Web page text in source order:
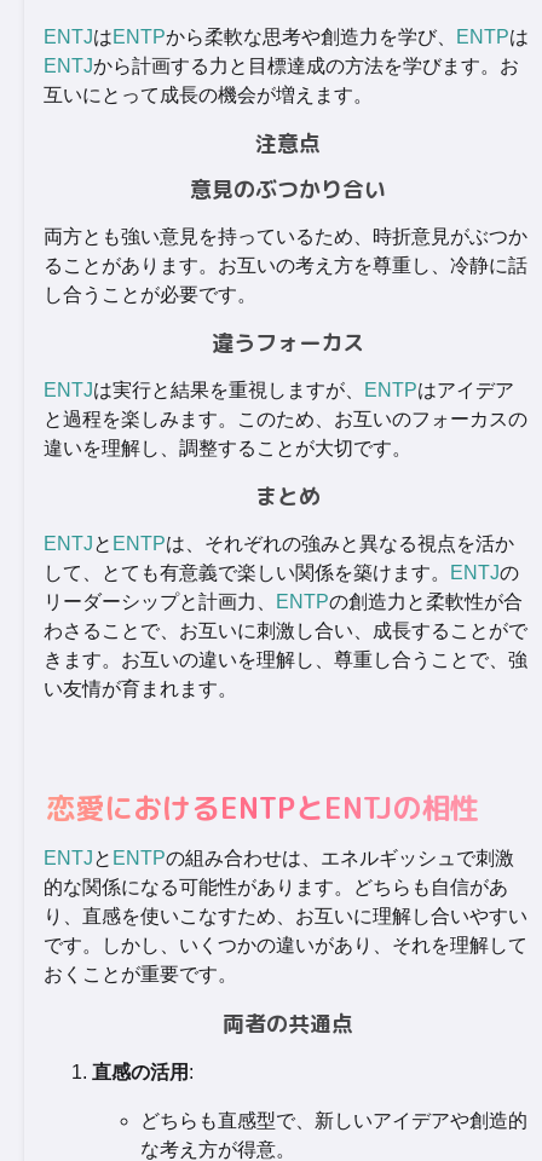
ENTJはENTPから柔軟な思考や創造力を学び、 ENTPは
ENTJから計画する力と目標達成の方法を学びます。お
互いにとって成長の機会が増えます。
注意点
意見のぶつかり合い
両方とも強い意見を持っているため、時折意見がぶつか
ることがあります。お互いの考え方を尊重し、冷静に話
し合うことが必要です。
違うフォーカス
ENTJは実行と結果を重視しますが、 ENTPはアイデア
と過程を楽しみます。このため、お互いのフォーカスの
違いを理解し、調整することが大切です。
まとめ
ENTJと ENTPは、それぞれの強みと異なる視点を活か
して、とても有意義で楽しい関係を築けます。
ENTJの
リーダーシップと計画力、
ENTPの創造力と柔軟性が合
わさることで、お互いに刺激し合い、成長することがで
きます。お互いの違いを理解し、尊重し合うことで、強
い友情が育まれます。
恋愛におけるENTPとENTJの相性
ENTJと ENTPの組み合わせは、エネルギッシュで刺激
的な関係になる可能性があります。どちらも自信があ
り、直感を使いこなすため、お互いに理解し合いやすい
です。しかし、いくつかの違いがあり、それを理解して
おくことが重要です。
両者の共通点
直感の活用 :
どちらも直感型で、新しいアイデアや創造的
な考え方が得意。